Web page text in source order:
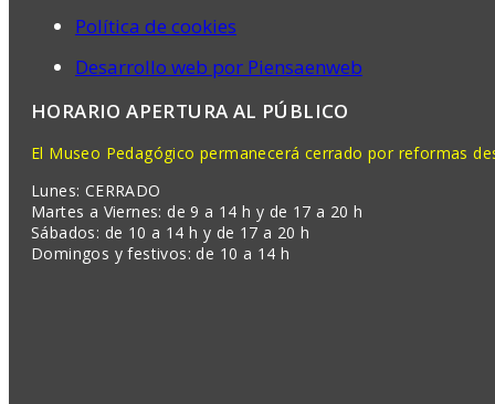
Política de cookies
Desarrollo web por Piensaenweb
HORARIO APERTURA AL PÚBLICO
El Museo Pedagógico permanecerá cerrado por reformas
Lunes: CERRADO
Martes a Viernes: de 9 a 14 h y de 17 a 20 h
Sábados: de 10 a 14 h y de 17 a 20 h
Domingos y festivos: de 10 a 14 h